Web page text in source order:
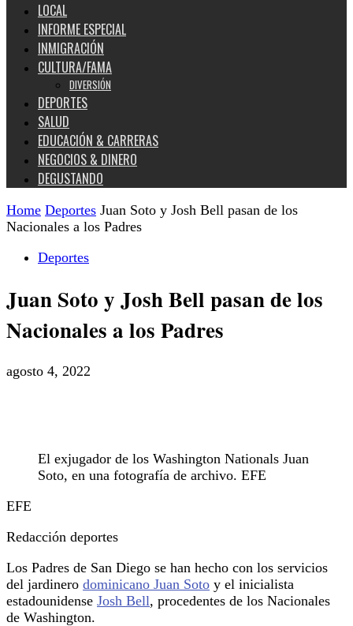
LOCAL
INFORME ESPECIAL
INMIGRACIÓN
CULTURA/FAMA
DIVERSIÓN
DEPORTES
SALUD
EDUCACIÓN & CARRERAS
NEGOCIOS & DINERO
DEGUSTANDO
Home Deportes Juan Soto y Josh Bell pasan de los
Nacionales a los Padres
Deportes
Juan Soto y Josh Bell pasan de los
Nacionales a los Padres
agosto 4, 2022
El exjugador de los Washington Nationals Juan
Soto, en una fotografía de archivo. EFE
EFE
Redacción deportes
Los Padres de San Diego se han hecho con los servicios
del jardinero dominicano Juan Soto y el inicialista
estadounidense Josh Bell, procedentes de los Nacionales
de Washington.